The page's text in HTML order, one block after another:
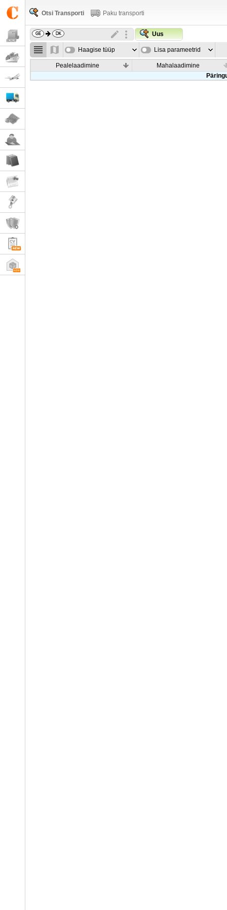
Otsi Transporti Paku transporti
Uus
Haagise tüüp Lisa parameetrid
Pealelaadimine
Mahalaadimine